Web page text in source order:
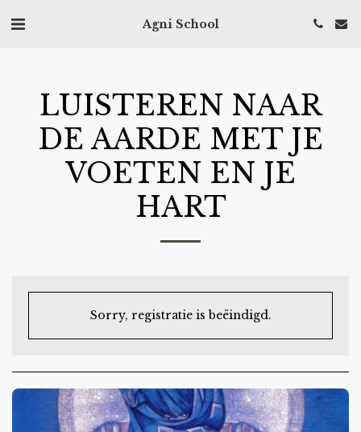
Agni School
LUISTEREN NAAR
DE AARDE MET JE
VOETEN EN JE
HART
Sorry, registratie is beëindigd.